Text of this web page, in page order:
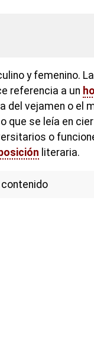
y femenino.
referencia a un
del vejamen o el
que se leía en
o
literaria.